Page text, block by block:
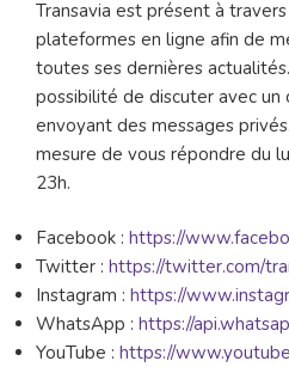
Transavia est présent à
plateformes en ligne afin de
toutes ses dernières
possibilité de discuter avec
envoyant des messages
mesure de vous répondre du
23h.
Facebook : https://
Twitter : https://twitter.com/
Instagram : https://
WhatsApp : https://
YouTube : https://